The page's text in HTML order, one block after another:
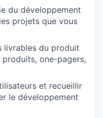
du développement
projets que vous
livrables du produit
one-pagers,
et recueillir
le développement